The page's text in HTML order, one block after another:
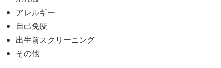
アレルギー
自己免疫
出生前スクリーニング
その他